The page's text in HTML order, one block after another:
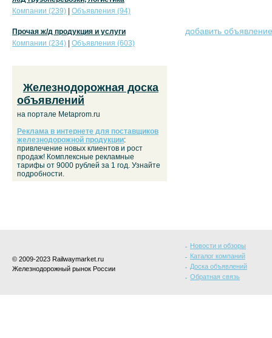
добавить объявление
Компании (239)
Объявления (94)
Прочая ж/д продукция и услуги
Компании (234)
Объявления (603)
Железнодорожная доска
объявлений
на портале Metaprom.ru
Реклама в интернете для поставщиков
железнодорожной продукции:
привлечение новых клиентов и рост
продаж! Комплексные рекламные
тарифы от 9000 рублей за 1 год. Узнайте
подробности.
© 2009-2023 Railwaymarket.ru
Железнодорожный рынок России
Новости и обзоры
Каталог компаний
Доска объявлений
Обратная связь